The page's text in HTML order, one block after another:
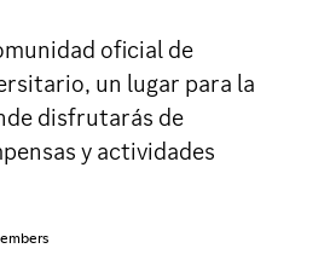
oficial de
un lugar para la
disfrutarás de
y actividades